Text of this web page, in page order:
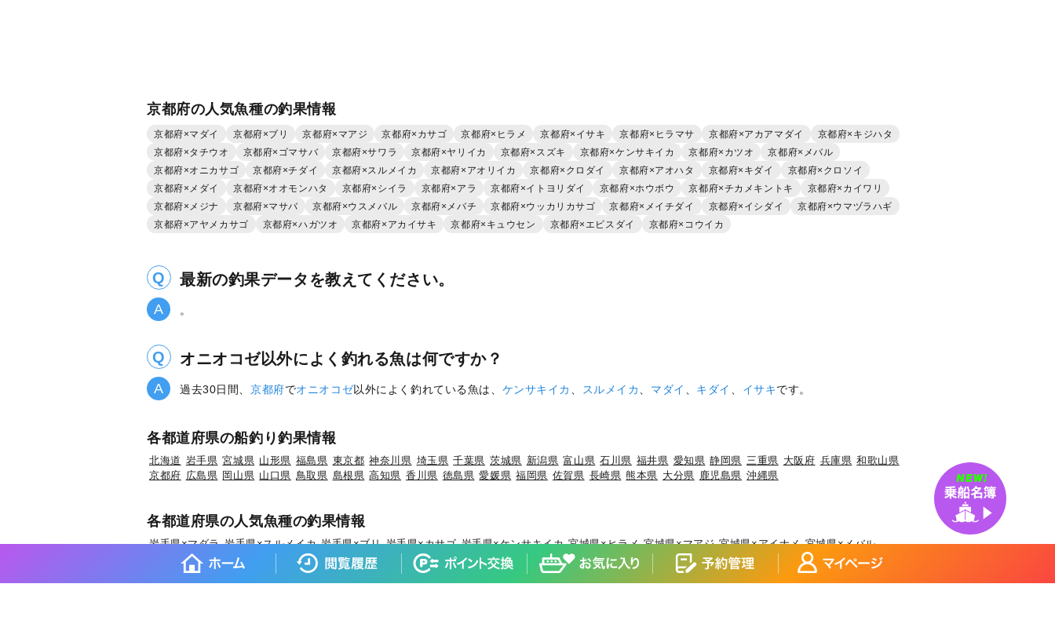
京都府の人気魚種の釣果情報
京都府×マダイ 京都府×ブリ 京都府×マアジ 京都府×カサゴ 京都府×ヒラメ 京都府×イサキ 京都府×ヒラマサ 京都府×アカアマダイ
京都府×キジハタ
京都府×タチウオ
京都府×ゴマサバ 京都府×サワラ 京都府×ヤリイカ 京都府×スズキ 京都府×ケンサキイカ 京都府×カツオ
京都府×メバル
京都府×オニカサゴ
京都府×チダイ 京都府×スルメイカ 京都府×アオリイカ 京都府×クロダイ 京都府×アオハタ 京都府×キダイ
京都府×クロソイ
京都府×メダイ
京都府×オオモンハタ 京都府×シイラ 京都府×アラ 京都府×イトヨリダイ 京都府×ホウボウ 京都府×チカメキントキ
京都府×カイワリ
京都府×メジナ
京都府×マサバ 京都府×ウスメバル 京都府×メバチ 京都府×ウッカリカサゴ 京都府×メイチダイ 京都府×イシダイ
京都府×ウマヅラハギ
京都府×アヤメカサゴ
京都府×ハガツオ 京都府×アカイサキ 京都府×キュウセン 京都府×エビスダイ 京都府×コウイカ
最新の釣果データを教えてください。
。
オニオコゼ以外によく釣れる魚は何ですか？
過去30日間、 京都府でオニオコゼ以外によく釣れている魚は、 ケンサキイカ 、 スルメイカ、 マダイ 、 キダイ 、 イサキです。
各都道府県の船釣り釣果情報
北海道 岩手県 宮城県 山形県 福島県 東京都 神奈川県 埼玉県 千葉県 茨城県 新潟県 富山県 石川県 福井県 愛知県 静岡県 三重県 大阪府 兵庫県 和歌山県
京都府 広島県 岡山県 山口県 鳥取県 島根県 高知県 香川県 徳島県 愛媛県 福岡県 佐賀県 長崎県 熊本県 大分県 鹿児島県 沖縄県
各都道府県の人気魚種の釣果情報
岩手県×マダラ 岩手県×スルメイカ 岩手県×ブリ 岩手県×カサゴ 岩手県×ケンサキイカ 宮城県×ヒラメ 宮城県×マアジ 宮城県×アイナメ 宮城県×メバル
宮城県×マコガレイ
山形県×マアジ 山形県×マダイ 山形県×キジハタ 山形県×ケンサキイカ 山形県×マハタ 福島県×マダイ 福島県×ヒラメ
福島県×チダイ
福島県×ウスメバル
福島県×アイナメ 茨城県×マダイ 茨城県×ブリ 茨城県×ヒラメ 茨城県×カサゴ 茨城県×ホウボウ 埼玉県×サワラ
埼玉県×タチウオ